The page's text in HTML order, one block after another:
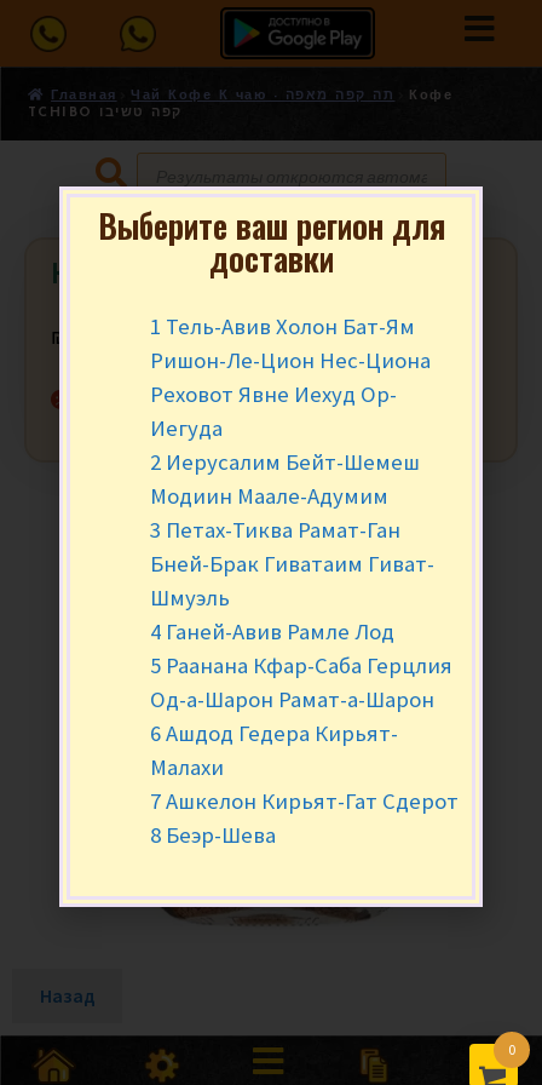
Главная Чай Кофе К чаю - תה קפה מאפה
Кофе
TCHIBO קפה טשיבו
Кофе TCHIBO קפה טשיבו
₪ 26.90 за уп.
Нет в наличии
Назад
0
Выберите ваш регион для
доставки
1 Тель-Авив Холон Бат-Ям
Ришон-Ле-Цион Нес-Циона
Реховот Явне Иехуд Ор-
Иегуда
2 Иерусалим Бейт-Шемеш
Модиин Маале-Адумим
3 Петах-Тиква Рамат-Ган
Бней-Брак Гиватаим Гиват-
Шмуэль
4 Ганей-Авив Рамле Лод
5 Раанана Кфар-Саба Герцлия
Од-а-Шарон Рамат-а-Шарон
6 Ашдод Гедера Кирьят-
Малахи
7 Ашкелон Кирьят-Гат Сдерот
8 Беэр-Шева